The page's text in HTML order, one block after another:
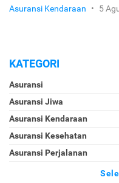
Asuransi Kendaraan • 5
KATEGORI
Asuransi
Asuransi Jiwa
Asuransi Kendaraan
Asuransi Kesehatan
Asuransi Perjalanan